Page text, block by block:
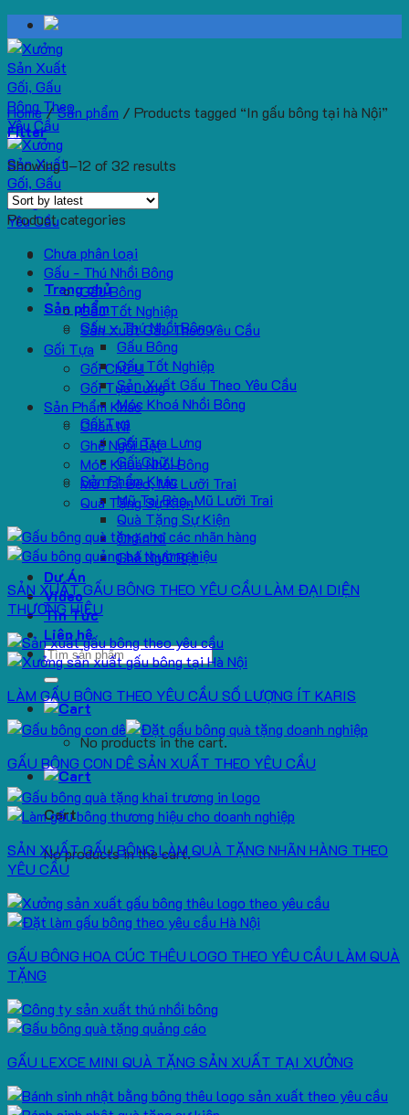
Skip
to
content
Trang chủ
Sản phẩm
Gấu – Thú Nhồi Bông
Gấu Bông
Gấu Tốt Nghiệp
Sản Xuất Gấu Theo Yêu Cầu
Móc Khoá Nhồi Bông
Gối Tựa
Gối Tựa Lưng
Gối Chữ U
Sản Phẩm Khác
Mũ Tai Bèo, Mũ Lưỡi Trai
Quà Tặng Sự Kiện
Chăn Nỉ
Ghế Ngồi Bệt
Dự Án
Video
Tin Tức
Liên hệ
Search
for:
No products in the cart.
Cart
No products in the cart.
Home/Sản phẩm / Products tagged “In gấu bông tại hà Nội”
Filter
Showing 1–12 of 32 results
Product categories
Chưa phân loại
Gấu - Thú Nhồi Bông
Gấu Bông
Gấu Tốt Nghiệp
Sản Xuất Gấu Theo Yêu Cầu
Gối Tựa
Gối Chữ U
Gối Tựa Lưng
Sản Phẩm Khác
Chăn Nỉ
Ghế Ngồi Bệt
Móc Khoá Nhồi Bông
Mũ Tai Bèo, Mũ Lưỡi Trai
Quà Tặng Sự Kiện
SẢN XUẤT GẤU BÔNG THEO YÊU CẦU LÀM ĐẠI DIỆN
THƯƠNG HIỆU
LÀM GẤU BÔNG THEO YÊU CẦU SỐ LƯỢNG ÍT KARIS
GẤU BÔNG CON DÊ SẢN XUẤT THEO YÊU CẦU
SẢN XUẤT GẤU BÔNG LÀM QUÀ TẶNG NHÃN HÀNG THEO
YÊU CẦU
GẤU BÔNG HOA CÚC THÊU LOGO THEO YÊU CẦU LÀM QUÀ
TẶNG
GẤU LEXCE MINI QUÀ TẶNG SẢN XUẤT TẠI XƯỞNG